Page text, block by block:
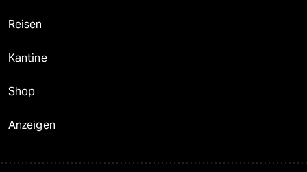
Reisen
Kantine
Shop
Anzeigen